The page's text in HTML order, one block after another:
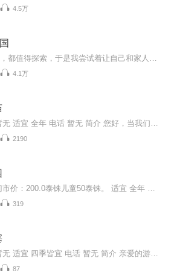
4.5万
4.1万
2190
319
87